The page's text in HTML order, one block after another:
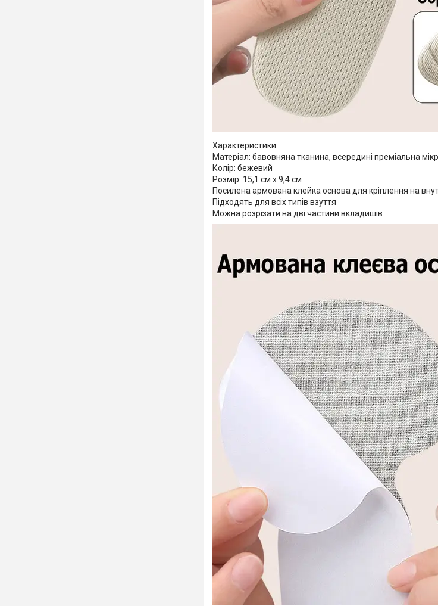
Характеристики:
Матеріал: бавовняна тканина, всередині преміальна
Колір: бежевий
Розмір: 15,1 см х 9,4 см
Посилена армована клейка основа для кріплення на
Підходять для всіх типів взуття
Можна розрізати на дві частини вкладишів